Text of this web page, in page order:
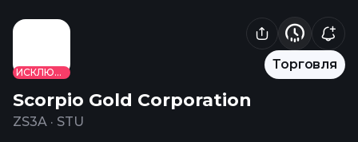
ИСКЛЮЧЕНО
Торговля
Scorpio Gold Corporation
ZS3A · STU